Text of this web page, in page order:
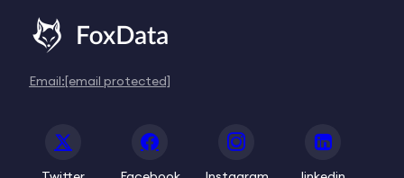
Email:[email protected]